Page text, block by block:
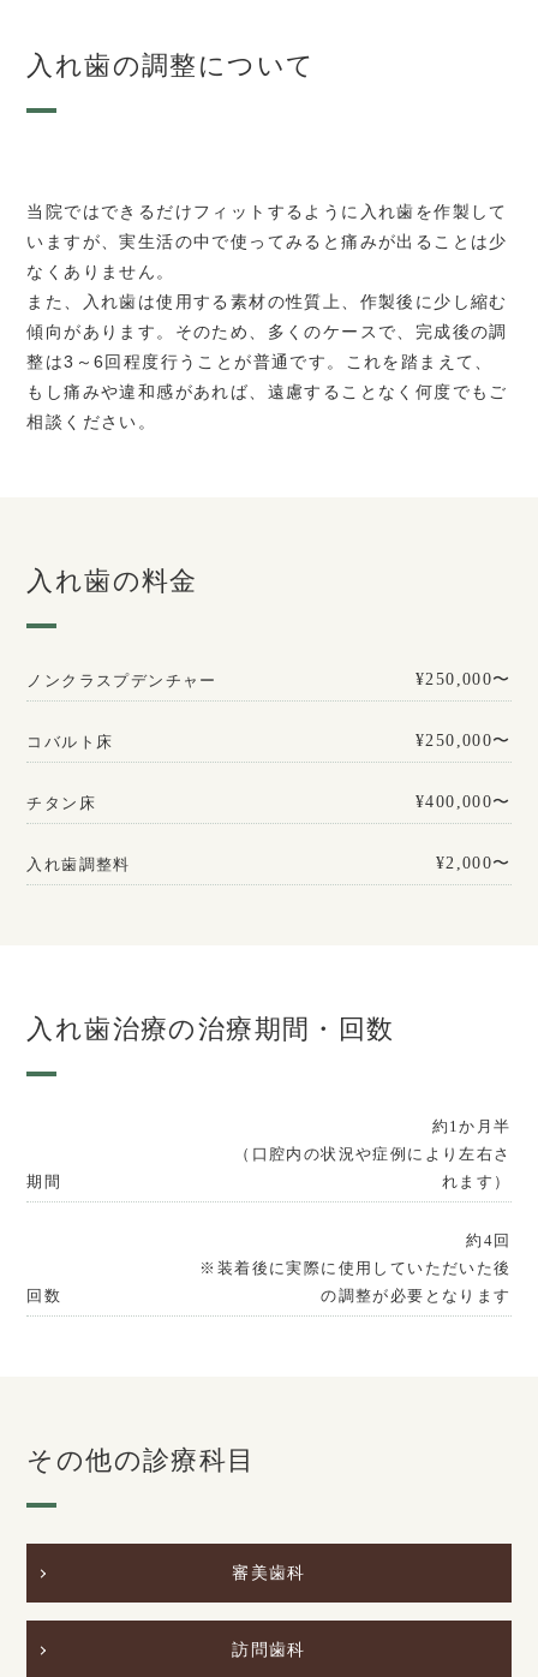
入れ歯の調整について
当院ではできるだけフィットするように入れ歯を作製して
いますが、実生活の中で使ってみると痛みが出ることは少
なくありません。
また、入れ歯は使用する素材の性質上、作製後に少し縮む
傾向があります。そのため、多くのケースで、完成後の調
整は3～6回程度行うことが普通です。これを踏まえて、
もし痛みや違和感があれば、遠慮することなく何度でもご
相談ください。
入れ歯の料金
ノンクラスプデンチャー ¥250,000〜
コバルト床 ¥250,000〜
チタン床 ¥400,000〜
入れ歯調整料 ¥2,000〜
入れ歯治療の治療期間・回数
期間
約1か月半
（口腔内の状況や症例により左右さ
れます）
回数
約4回
※装着後に実際に使用していただいた後
の調整が必要となります
その他の診療科目
審美歯科
訪問歯科